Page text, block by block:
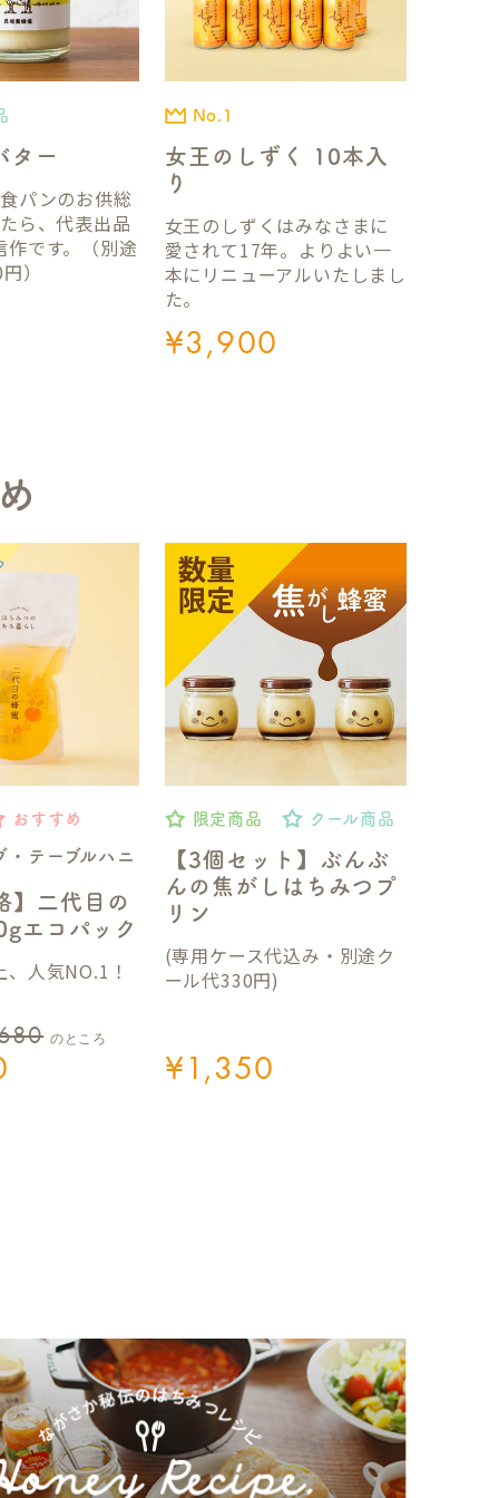
ター
パンのお供総
ら、代表出品
作です。（別途
）
No.1
女王のしずく 10本入
り
女王のしずくはみなさまに
愛されて17年。よりよい一
本にリニューアルいたしまし
た。
¥3,900
おすすめ
・テーブルハニ
】二代目の
エコパック
人気NO.1！
のところ
限定商品 クール商品
【3個セット】ぶんぶ
んの焦がしはちみつプ
リン
(専用ケース代込み・別途ク
ール代330円)
¥1,350